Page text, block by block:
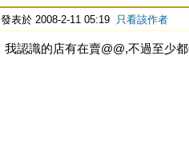
發表於 2008-2-11 05:19 只看該作者
我認識的店有在賣@@,不過至少